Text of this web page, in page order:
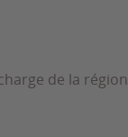
de la région